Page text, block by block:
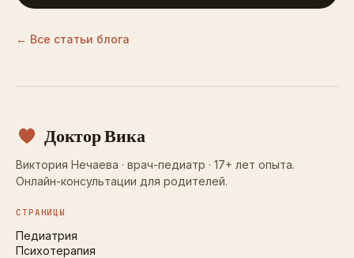
← Все статьи блога
Доктор Вика
Виктория Нечаева · врач-педиатр · 17+ лет опыта.
Онлайн-консультации для родителей.
СТРАНИЦЫ
Педиатрия
Психотерапия